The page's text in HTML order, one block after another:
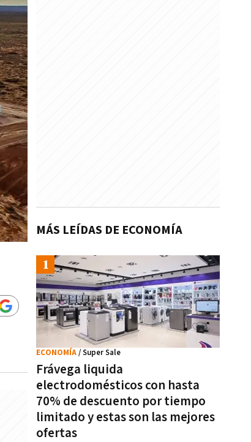
MÁS LEÍDAS DE ECONOMÍA
Frávega liquida
electrodomésticos con hasta
70% de descuento por tiempo
limitado y estas son las mejores
ofertas
ECONOMÍA/ Super Sale